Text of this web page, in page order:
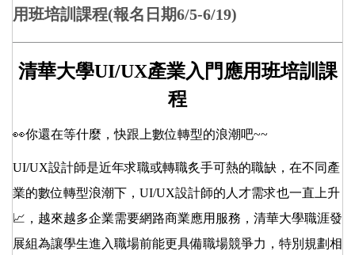
用班培訓課程(報名日期6/5-6/19)
清華大學UI/UX產業入門應用班培訓課
程
👀你還在等什麼，快跟上數位轉型的浪潮吧~~
UI/UX設計師是近年求職或轉職炙手可熱的職缺，在不同產
業的數位轉型浪潮下，UI/UX設計師的人才需求也一直上升
📈，越來越多企業需要網路商業應用服務，清華大學職涯發
展組為讓學生進入職場前能更具備職場競爭力，特別規劃相